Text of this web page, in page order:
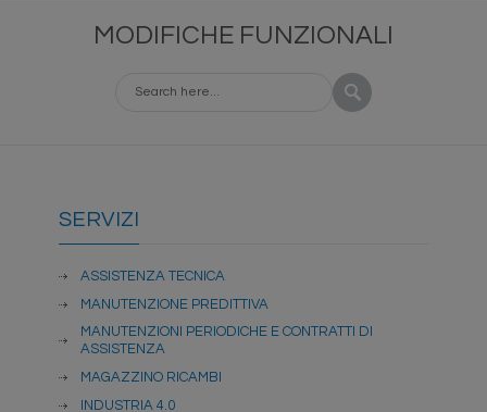
MODIFICHE FUNZIONALI
SERVIZI
ASSISTENZA TECNICA
MANUTENZIONE PREDITTIVA
MANUTENZIONI PERIODICHE E CONTRATTI DI
ASSISTENZA
MAGAZZINO RICAMBI
INDUSTRIA 4.0